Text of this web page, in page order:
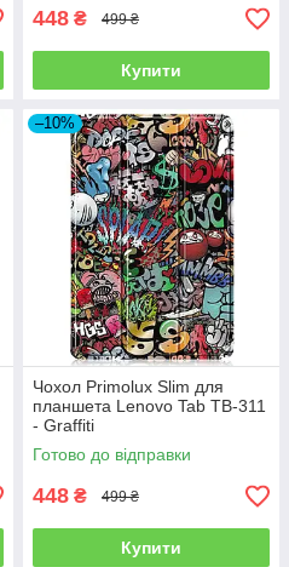
448 ₴ 499 ₴
Купити
–10%
Чохол Primolux Slim для
планшета Lenovo Tab TB-311
- Graffiti
Готово до відправки
448 ₴ 499 ₴
Купити